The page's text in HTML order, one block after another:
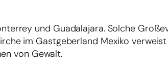
und Guadalajara. Solche
im Gastgeberland Mexiko
von Gewalt.